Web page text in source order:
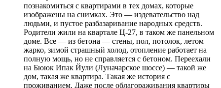
познакомиться с квартирами в тех домах, которые
изображены на снимках. Это — издевательство над
людьми, и пустое разбазаривание народных средств.
Родители жили на квартале Ц-27, в таком же панельном
доме. Все — из бетона — стены, пол, потолок, летом
жарко, зимой страшный холод, отопление работает на
полную мощь, но не справляется с бетоном. Переехали
на Бююк Ипак Йули (Луначарское шоссе) — такой же
дом, такая же квартира. Такая же история с
проживанием. Даже после облагораживания квартиры